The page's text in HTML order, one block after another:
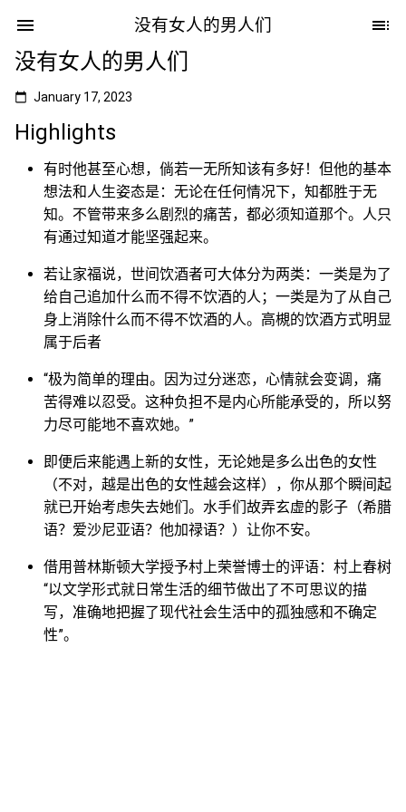
没有女人的男人们
没有女人的男人们
January 17, 2023
Highlights
有时他甚至心想，倘若一无所知该有多好！但他的基本
想法和人生姿态是：无论在任何情况下，知都胜于无
知。不管带来多么剧烈的痛苦，都必须知道那个。人只
有通过知道才能坚强起来。
若让家福说，世间饮酒者可大体分为两类：一类是为了
给自己追加什么而不得不饮酒的人；一类是为了从自己
身上消除什么而不得不饮酒的人。高槻的饮酒方式明显
属于后者
“极为简单的理由。因为过分迷恋，心情就会变调，痛
苦得难以忍受。这种负担不是内心所能承受的，所以努
力尽可能地不喜欢她。”
即便后来能遇上新的女性，无论她是多么出色的女性
（不对，越是出色的女性越会这样），你从那个瞬间起
就已开始考虑失去她们。水手们故弄玄虚的影子（希腊
语？爱沙尼亚语？他加禄语？）让你不安。
借用普林斯顿大学授予村上荣誉博士的评语：村上春树
“以文学形式就日常生活的细节做出了不可思议的描
写，准确地把握了现代社会生活中的孤独感和不确定
性”。